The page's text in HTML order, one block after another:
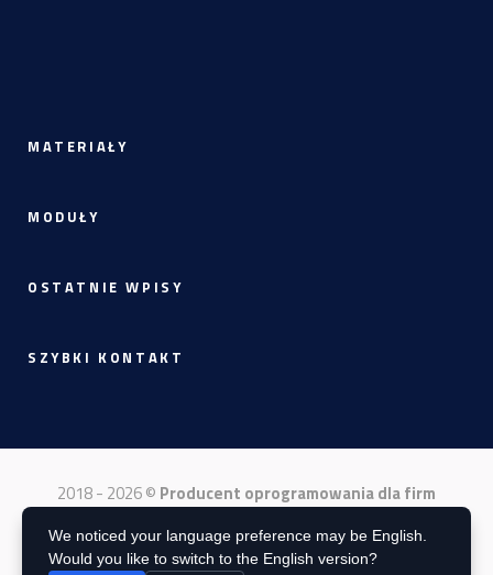
MATERIAŁY
MODUŁY
OSTATNIE WPISY
SZYBKI KONTAKT
2018 - 2026 © Producent oprogramowania dla firm
We noticed your language preference may be English.
Would you like to switch to the English version?